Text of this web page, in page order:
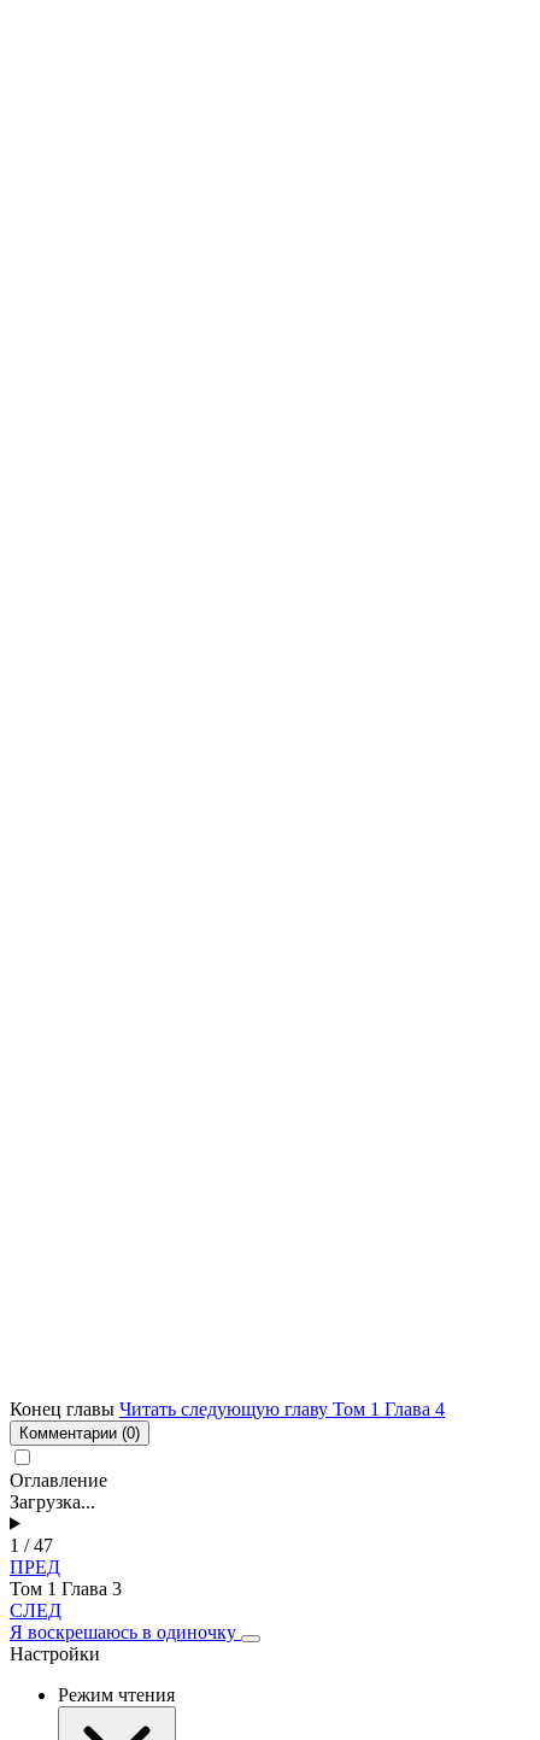
Конец главы Читать следующую главу Том 1 Глава 4
Комментарии (0)
Оглавление
Загрузка...
1 / 47
ПРЕД
Том 1 Глава 3
СЛЕД
Я воскрешаюсь в одиночку
Настройки
Режим чтения